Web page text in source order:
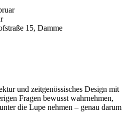
15, Damme
und zeitgenössisches Design mit
Fragen bewusst wahrnehmen,
die Lupe nehmen – genau darum